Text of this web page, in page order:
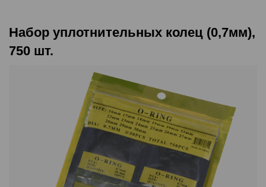
Набор уплотнительных колец (0,7мм),
750 шт.